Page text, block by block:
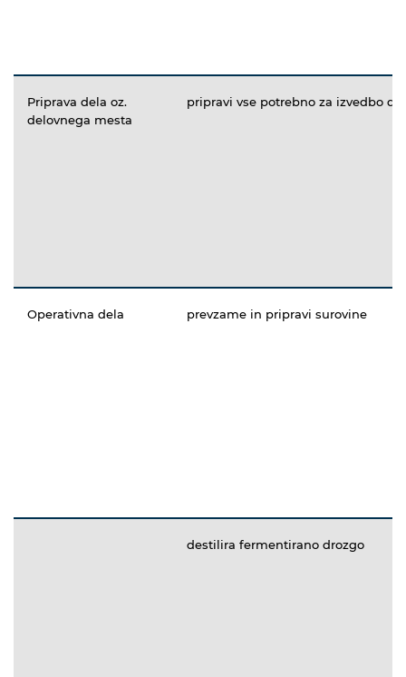
Priprava dela oz.
delovnega mesta
pripravi vse potrebno za izvedbo
Operativna dela prevzame in pripravi surovine
destilira fermentirano drozgo